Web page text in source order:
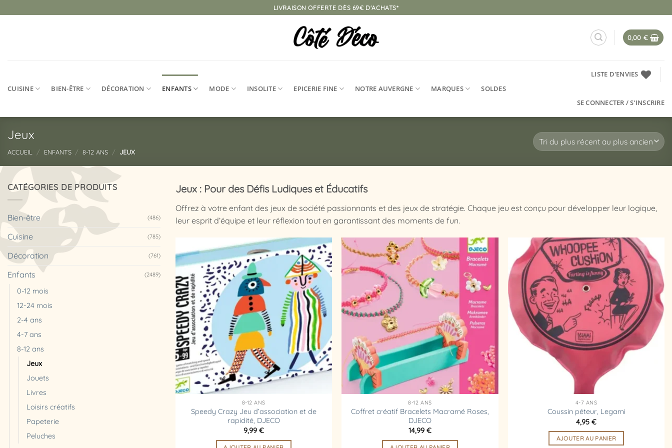
au
LIVRAISON OFFERTE DÈS 69€ D'ACHATS*
0,00 €
CUISINE BIEN-ÊTRE DÉCORATION ENFANTS MODE INSOLITE EPICERIE FINE NOTRE AUVERGNE MARQUES SOLDES
LISTE D'ENVIES
SE CONNECTER / S’INSCRIRE
Jeux
ACCUEIL / ENFANTS / 8-12 ANS / JEUX
CATÉGORIES DE PRODUITS
Bien-être (486)
Cuisine (785)
Décoration (761)
Enfants (2489)
0-12 mois
12-24 mois
2-4 ans
4-7 ans
8-12 ans
Jeux
Jouets
Livres
Loisirs créatifs
Papeterie
Peluches
Jeux : Pour des Défis Ludiques et Éducatifs
Offrez à votre enfant des jeux de société passionnants et des jeux de stratégie. Chaque jeu est conçu pour développer leur logique,
leur esprit d’équipe et leur réflexion tout en garantissant des moments de fun.
Ajouter
à la
liste
d’envies
8-12 ANS
Speedy Crazy Jeu d’association et de
rapidité, DJECO
9,99 €
Ajouter
liste
d’envies
8-12 ANS
Coffret créatif Bracelets Macramé Roses,
DJECO
14,99 €
Ajouter
à la
liste
4-7 ANS
Coussin péteur, Legami
4,95€
AJOUTER AU PANIER